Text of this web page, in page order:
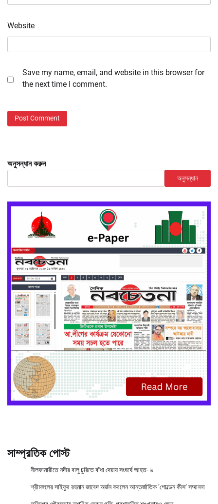
Website
Save my name, email, and website in this browser for
the next time I comment.
অনুসন্ধান করুন
অনুসন্ধান
সাম্প্রতিক পোস্ট
নীলফামারীতে নদীর বালু চুরিতে বাঁধা দেয়ায় সংঘর্ষে আহত- ৬
শ্রীমঙ্গলের সাইফুর রহমান জাবেদ অর্জন করলেন আন্তর্জাতিক ‘গোল্ডেন কীস’ সম্মাননা